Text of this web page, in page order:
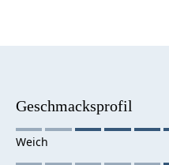
Geschmacksprofil